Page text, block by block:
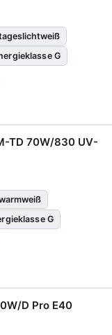
G
TD 70W/830 UV-
G
D Pro E40